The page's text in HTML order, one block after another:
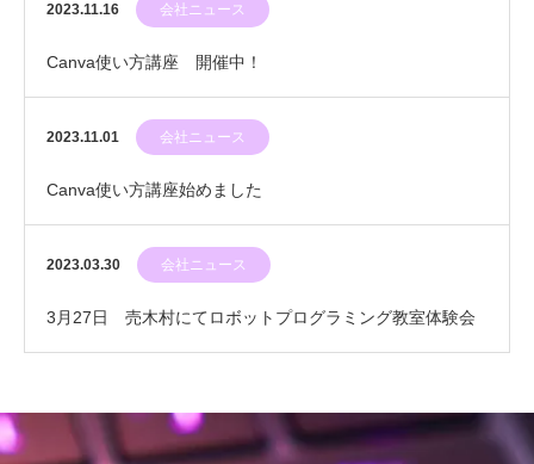
2023.11.16 会社ニュース
Canva使い方講座 開催中！
2023.11.01 会社ニュース
Canva使い方講座始めました
2023.03.30 会社ニュース
3月27日 売木村にてロボットプログラミング教室体験会